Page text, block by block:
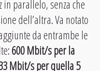
in parallelo, senza che
dell’altra. Va notato
da entrambe le
600 Mbit/s per la
Mbit/s per quella 5